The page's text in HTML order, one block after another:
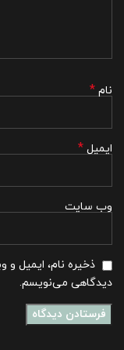
نام *
ایمیل *
وب‌ سایت
ذخیره نام، ایمیل و
دیدگاهی می‌نویسم.